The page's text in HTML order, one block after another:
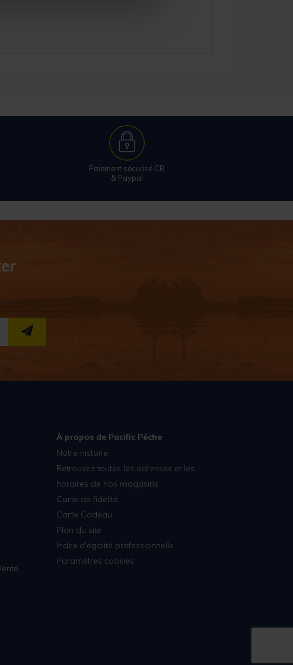
Paiement sécurisé CB
& Paypal
S''INSCRIRE
À propos de Pacific Pêche
Notre histoire
Retrouvez toutes les adresses et les
horaires de nos magasins
Carte de fidelité
Carte Cadeau
Plan du site
Index d'égalité professionnelle
Paramètres cookies